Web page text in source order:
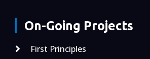
On-Going Projects
First Principles